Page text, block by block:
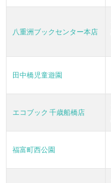
八重洲ブックセンター本店
田中橋児童遊園
エコブック 千歳船橋店
福富町西公園